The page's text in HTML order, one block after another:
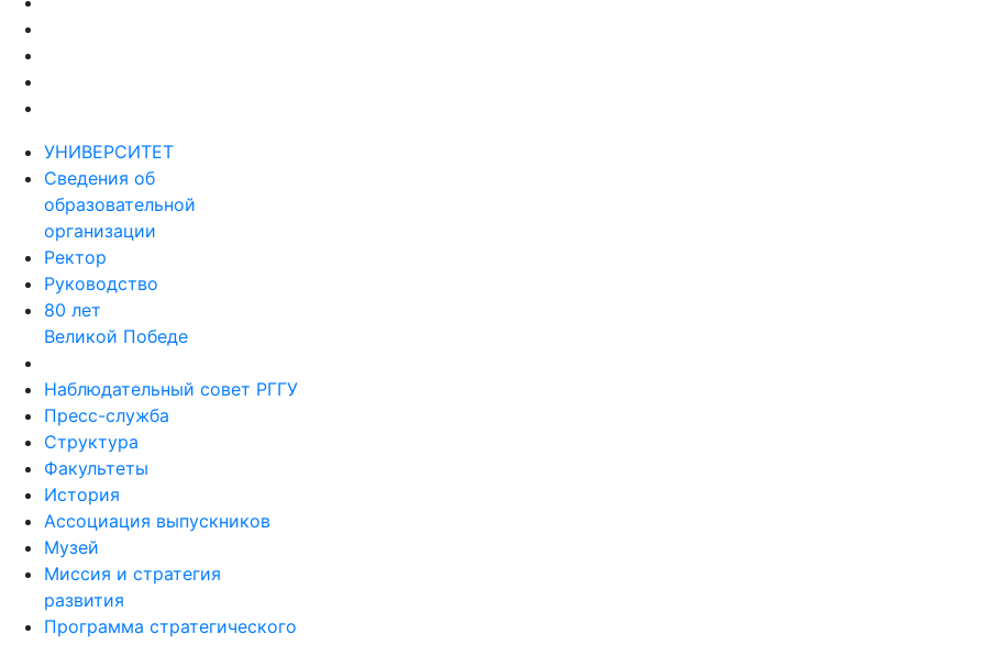
УНИВЕРСИТЕТ
Сведения об
образовательной
организации
Ректор
Руководство
80 лет
Великой Победе
Наблюдательный совет РГГУ
Пресс-служба
Структура
Факультеты
История
Ассоциация выпускников
Музей
Миссия и стратегия
развития
Программа стратегического